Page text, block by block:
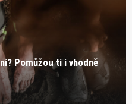
Pomůžou ti i vhodně